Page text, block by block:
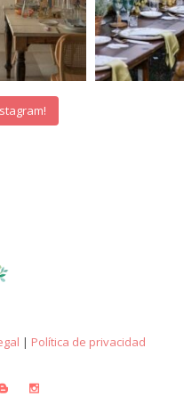
| Política de privacidad